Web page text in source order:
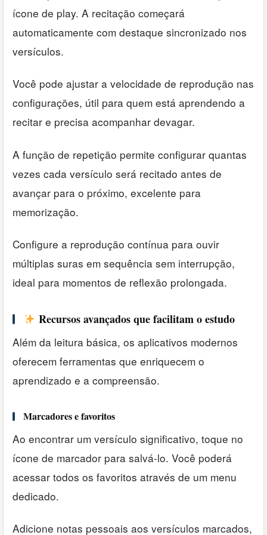
ícone de play. A recitação começará
automaticamente com destaque sincronizado nos
versículos.
Você pode ajustar a velocidade de reprodução nas
configurações, útil para quem está aprendendo a
recitar e precisa acompanhar devagar.
A função de repetição permite configurar quantas
vezes cada versículo será recitado antes de
avançar para o próximo, excelente para
memorização.
Configure a reprodução contínua para ouvir
múltiplas suras em sequência sem interrupção,
ideal para momentos de reflexão prolongada.
Recursos avançados que facilitam o estudo
Além da leitura básica, os aplicativos modernos
oferecem ferramentas que enriquecem o
aprendizado e a compreensão.
Marcadores e favoritos
Ao encontrar um versículo significativo, toque no
ícone de marcador para salvá-lo. Você poderá
acessar todos os favoritos através de um menu
dedicado.
Adicione notas pessoais aos versículos marcados,